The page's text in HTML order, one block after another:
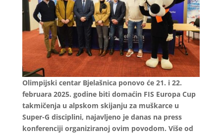
Olimpijski centar Bjelašnica ponovo će 21. i 22.
februara 2025. godine biti domaćin FIS Europa Cup
takmičenja u alpskom skijanju za muškarce u
Super-G disciplini, najavljeno je danas na press
konferenciji organiziranoj ovim povodom. Više od